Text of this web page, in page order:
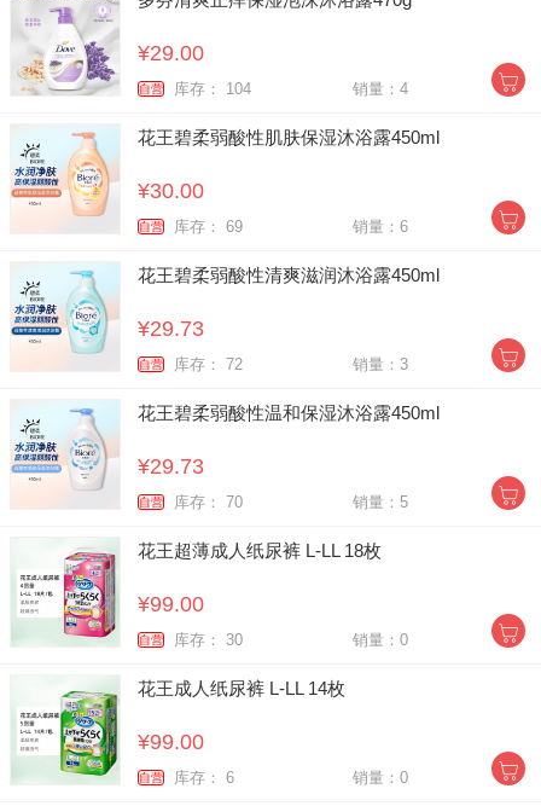
¥29.00
自营 库存： 104 销量：4
花王碧柔弱酸性肌肤保湿沐浴露450ml
¥30.00
自营 库存： 69 销量：6
花王碧柔弱酸性清爽滋润沐浴露450ml
¥29.73
自营 库存： 72 销量：3
花王碧柔弱酸性温和保湿沐浴露450ml
¥29.73
自营 库存： 70 销量：5
花王超薄成人纸尿裤 L-LL 18枚
¥99.00
自营 库存： 30 销量：0
花王成人纸尿裤 L-LL 14枚
¥99.00
自营 库存： 6 销量：0